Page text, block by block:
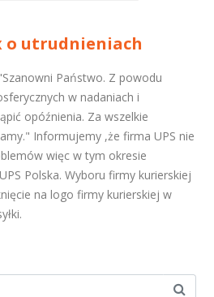
o utrudnieniach
Państwo. Z powodu
w nadaniach i
opóźnienia. Za wszelkie
Informujemy ,że firma UPS nie
więc w tym okresie
Polska. Wyboru firmy kurierskiej
na logo firmy kurierskiej w